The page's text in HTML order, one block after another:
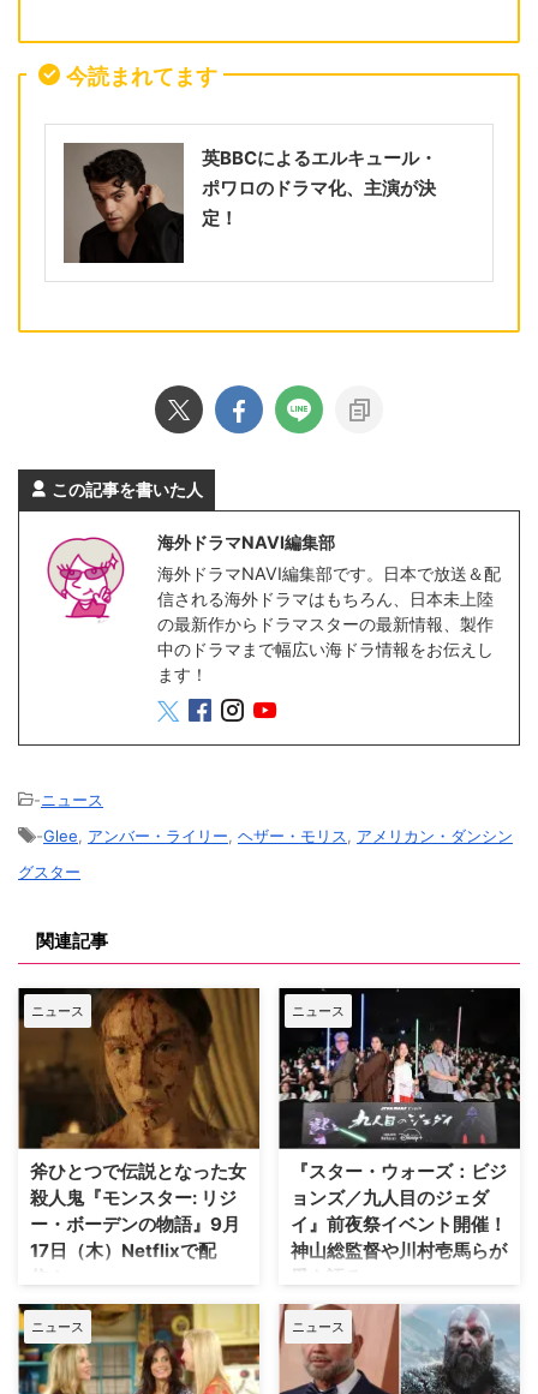
今読まれてます
英BBCによるエルキュール・
ポワロのドラマ化、主演が決
定！
この記事を書いた人
海外ドラマNAVI編集部
海外ドラマNAVI編集部です。日本で放送＆配
信される海外ドラマはもちろん、日本未上陸
の最新作からドラマスターの最新情報、製作
中のドラマまで幅広い海ドラ情報をお伝えし
ます！
-ニュース
-Glee アンバー・ライリー ヘザー・モリス
アメリカン・ダンシン
グスター
関連記事
ニュース
斧ひとつで伝説となった女
殺人鬼『モンスター: リジ
ー・ボーデンの物語』9月
17日（木）Netflixで配
信！
『Glee』のライアン・マーフィ
ーとイアン・ブレナンが手掛ける
Netflixの大ヒット・アンソロジー
『モンスター』シリーズ最新作
ニュース
『スター・ウォーズ：ビジ
ョンズ／九人目のジェダ
イ』前夜祭イベント開催！
神山総監督や川村壱馬らが
愛を語る
2026年8月4日（火）、日本発の
「スター・ウォーズ」長編アニメ
シリーズ『スター・ウォーズ：ビ
ジョンズ／九人目のジェダイ』の
ニュース ニュース